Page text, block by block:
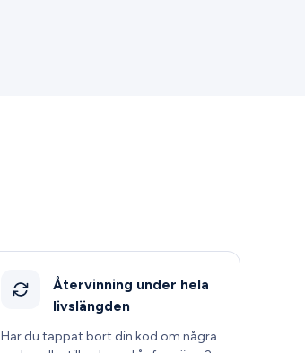
Återvinning under hela
livslängden
Har du tappat bort din kod om några